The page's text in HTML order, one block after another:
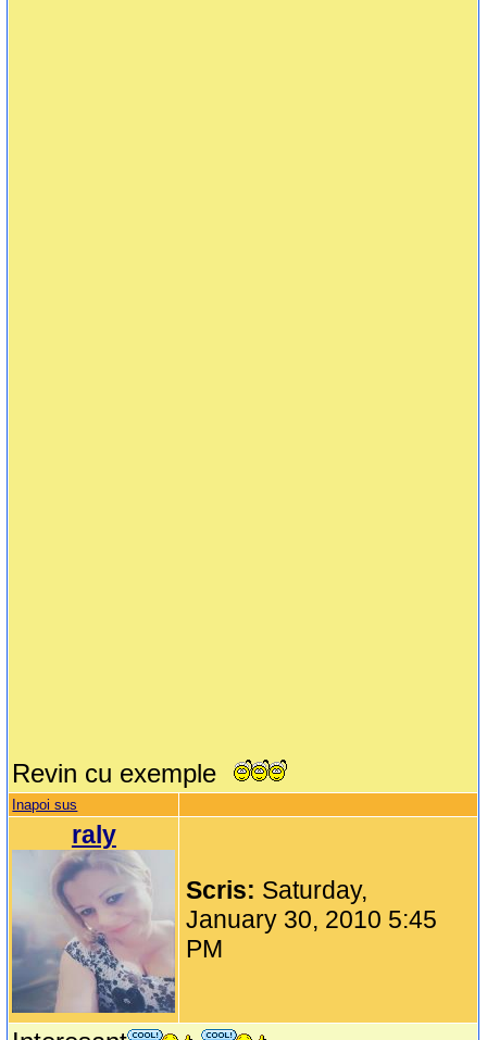
Revin cu exemple
Inapoi sus
raly
Scris: Saturday,
January 30, 2010 5:45
PM